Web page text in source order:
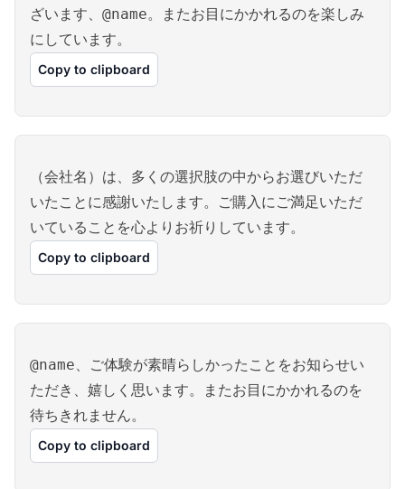
ざいます、@name。またお目にかかれるのを楽しみ
にしています。
Copy to clipboard
（会社名）は、多くの選択肢の中からお選びいただ
いたことに感謝いたします。ご購入にご満足いただ
いていることを心よりお祈りしています。
Copy to clipboard
@name、ご体験が素晴らしかったことをお知らせい
ただき、嬉しく思います。またお目にかかれるのを
待ちきれません。
Copy to clipboard